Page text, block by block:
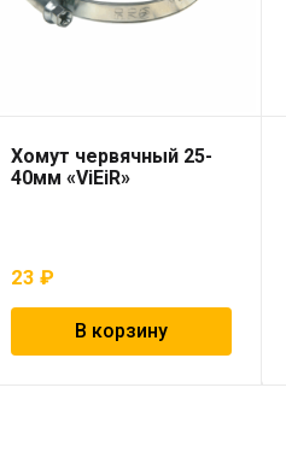
Хомут червячный 25-
40мм «ViEiR»
23₽
В корзину